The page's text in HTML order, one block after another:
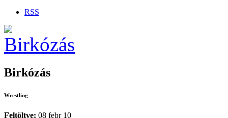
RSS
Birkózás
Wrestling
Feltöltve: 08 febr 10